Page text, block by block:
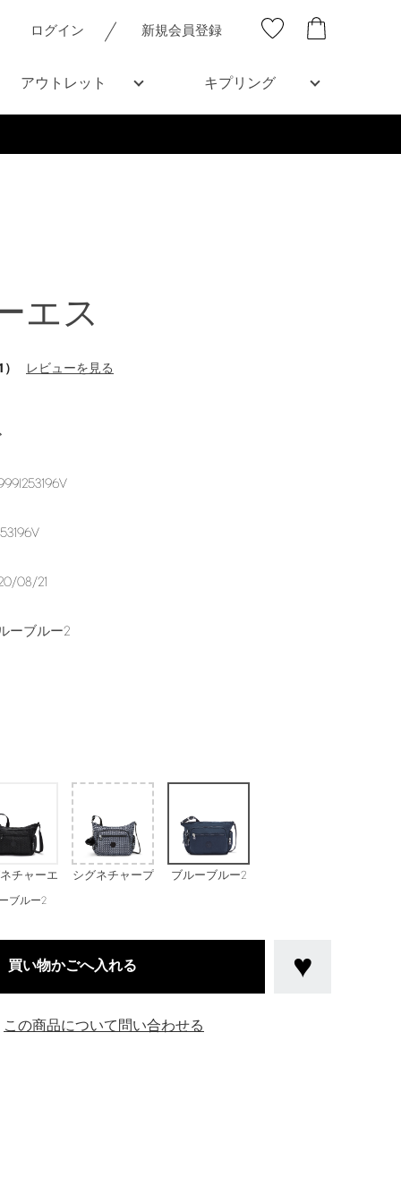
ログイン 新規会員登録
アウトレット キプリング
エス
） レビューを見る
08/21
ーブルー2
チャーエ
ンボス
シグネチャープ
ブルーブルー2
ブルー2
買い物かごへ入れる
この商品について問い合わせる